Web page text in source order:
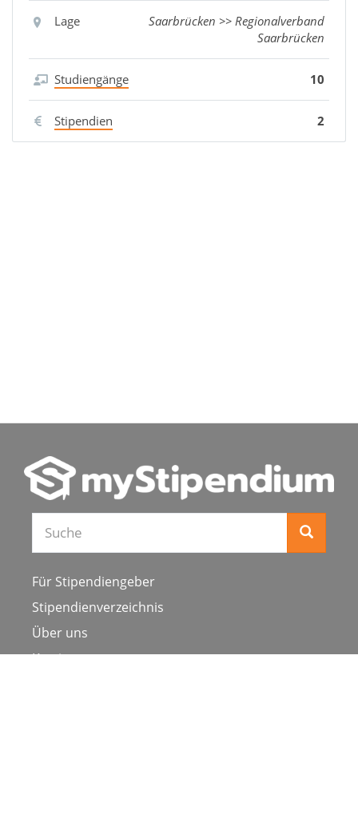
Lage
Saarbrücken >> Regionalverband
Saarbrücken
Studiengänge 10
Stipendien 2
Für Stipendiengeber
Stipendienverzeichnis
Über uns
Karriere